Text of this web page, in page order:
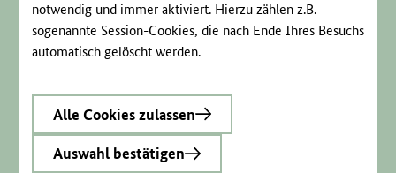
notwendig und immer aktiviert. Hierzu zählen z.B.
sogenannte Session-Cookies, die nach Ende Ihres Besuchs
automatisch gelöscht werden.
Alle Cookies zulassen
Auswahl bestätigen